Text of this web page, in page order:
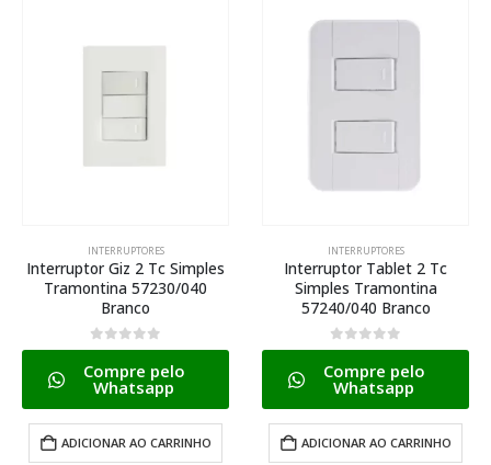
INTERRUPTORES
Interruptor Giz 2 Tc Simples
Tramontina 57230/040
Branco
0de 5
Compre pelo
Whatsapp
ADICIONAR AO CARRINHO
INTERRUPTORES
Interruptor Tablet 2 Tc
Simples Tramontina
57240/040 Branco
0de 5
Compre pelo
Whatsapp
ADICIONAR AO CARRINHO